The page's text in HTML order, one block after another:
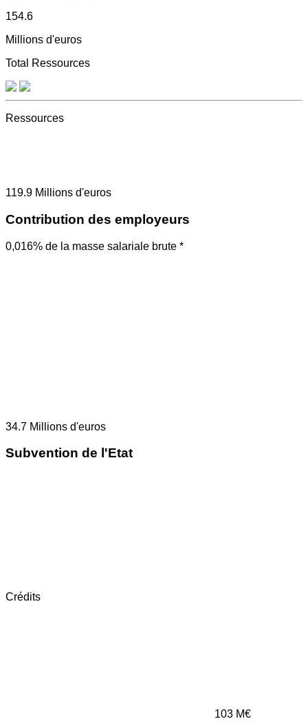
154.6
Millions d'euros
Total Ressources
Ressources
119.9 Millions d'euros
Contribution des employeurs
0,016% de la masse salariale brute *
34.7 Millions d'euros
Subvention de l'Etat
Crédits
103 M€